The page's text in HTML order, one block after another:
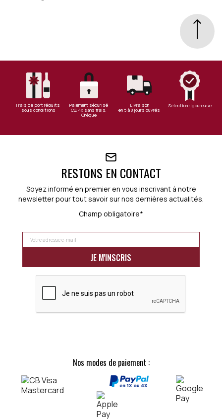
Frais de port réduits
sous conditions
Paiement sécurisé
CB, 4x sans frais,
Chèque
Livraison
en 5 à 8 jours ouvrés
Sélection rigoureuse
RESTONS EN CONTACT
Soyez informé en premier en vous inscrivant à notre
newsletter pour tout savoir sur nos dernières actualités.
Champ obligatoire*
Nos modes de paiement :